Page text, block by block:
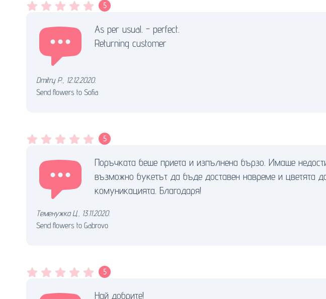
5
As per usual. - perfect.
Returning customer
Dmitry P., 12.12.2020.
Send flowers to Sofia
5
Поръчката беше приета и изпълнена бързо. Имаше
възможно букетът да бъде доставен навреме и цветята
комуникацията. Благодаря!
Теменужка Ц., 13.11.2020.
Send flowers to Gabrovo
5
Най добрите!